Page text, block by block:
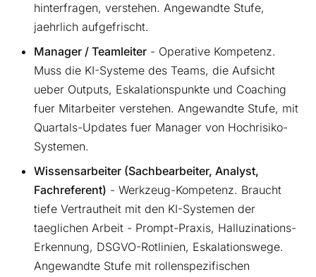
hinterfragen, verstehen. Angewandte Stufe,
jaehrlich aufgefrischt.
Manager / Teamleiter - Operative Kompetenz.
Muss die KI-Systeme des Teams, die Aufsicht
ueber Outputs, Eskalationspunkte und Coaching
fuer Mitarbeiter verstehen. Angewandte Stufe, mit
Quartals-Updates fuer Manager von Hochrisiko-
Systemen.
Wissensarbeiter (Sachbearbeiter, Analyst,
Fachreferent) - Werkzeug-Kompetenz. Braucht
tiefe Vertrautheit mit den KI-Systemen der
taeglichen Arbeit - Prompt-Praxis, Halluzinations-
Erkennung, DSGVO-Rotlinien, Eskalationswege.
Angewandte Stufe mit rollenspezifischen